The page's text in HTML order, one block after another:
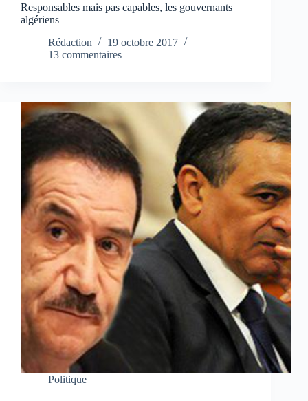
Responsables mais pas capables, les gouvernants
algériens
Rédaction
19 octobre 2017
13 commentaires
Politique